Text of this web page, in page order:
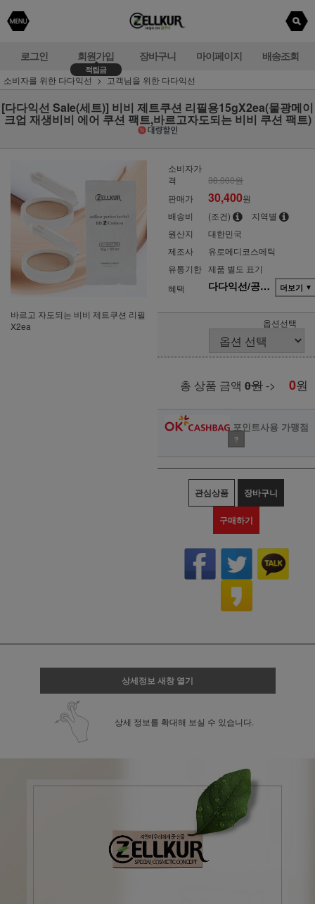
로그인 회원가입
적립금
장바구니 마이페이지 배송조회
소비자를 위한 다다익선 고객님을 위한 다다익선
[다다익선 Sale(세트)] 비비 제트쿠션 리필용15gX2ea(물광메이
크업 재생비비 에어 쿠션 팩트,바르고자도되는 비비 쿠션 팩트)
바르고 자도되는 비비 제트쿠션 리필
X2ea
소비자가
격
38,000원
판매가
30,400원
배송비
(조건)
지역별
원산지
대한민국
제조사
유로메디코스메틱
유통기한 제품 별도 표기
혜택
다다익선/공동구매(단품) 더보기 ▼
옵션선택
총 상품 금액 0원-> 0원
포인트사용 가맹점
?
관심상품 장바구니
구매하기
상세정보 새창 열기
상세 정보를 확대해 보실 수 있습니다.